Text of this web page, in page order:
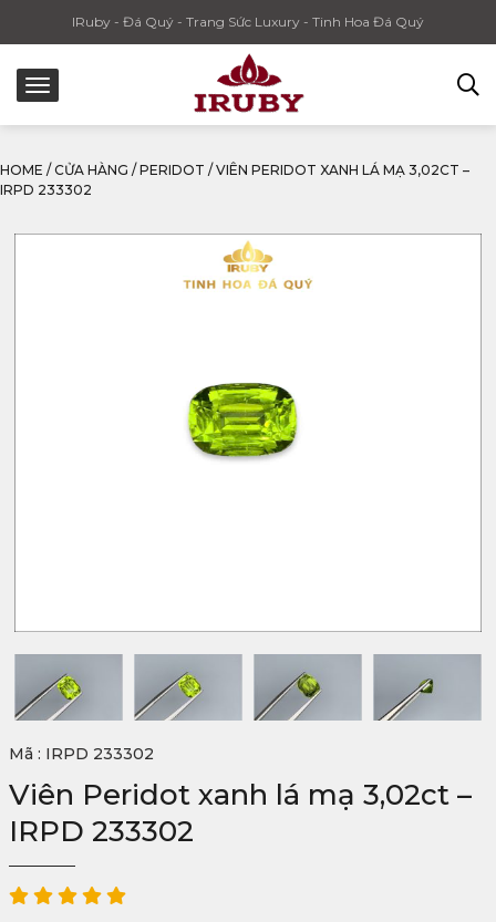
IRuby - Đá Quý - Trang Sức Luxury - Tinh Hoa Đá Quý
HOME / CỬA HÀNG / PERIDOT / VIÊN PERIDOT XANH LÁ MẠ 3,02CT –
IRPD 233302
Mã : IRPD 233302
Viên Peridot xanh lá mạ 3,02ct –
IRPD 233302